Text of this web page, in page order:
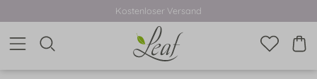
Kostenloser Versand